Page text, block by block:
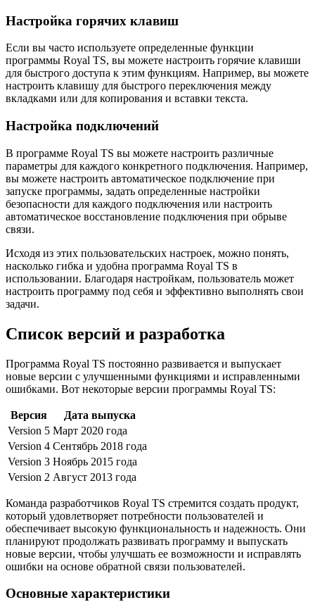
Настройка горячих клавиш
Если вы часто используете определенные функции
программы Royal TS, вы можете настроить горячие клавиши
для быстрого доступа к этим функциям. Например, вы можете
настроить клавишу для быстрого переключения между
вкладками или для копирования и вставки текста.
Настройка подключений
В программе Royal TS вы можете настроить различные
параметры для каждого конкретного подключения. Например,
вы можете настроить автоматическое подключение при
запуске программы, задать определенные настройки
безопасности для каждого подключения или настроить
автоматическое восстановление подключения при обрыве
связи.
Исходя из этих пользовательских настроек, можно понять,
насколько гибка и удобна программа Royal TS в
использовании. Благодаря настройкам, пользователь может
настроить программу под себя и эффективно выполнять свои
задачи.
Список версий и разработка
Программа Royal TS постоянно развивается и выпускает
новые версии с улучшенными функциями и исправленными
ошибками. Вот некоторые версии программы Royal TS:
Версия
Дата выпуска
Version 5 Март 2020 года
Version 4 Сентябрь 2018 года
Version 3 Ноябрь 2015 года
Version 2 Август 2013 года
Команда разработчиков Royal TS стремится создать продукт,
который удовлетворяет потребности пользователей и
обеспечивает высокую функциональность и надежность. Они
планируют продолжать развивать программу и выпускать
новые версии, чтобы улучшать ее возможности и исправлять
ошибки на основе обратной связи пользователей.
Основные характеристики